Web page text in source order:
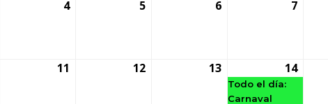
4 5 6 7
11 12 13 14
Todo el día:
Carnaval